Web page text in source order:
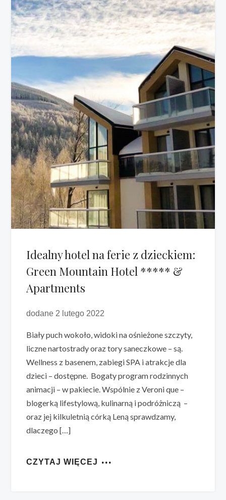
Idealny hotel na ferie z dzieckiem:
Green Mountain Hotel ***** &
Apartments
dodane 2 lutego 2022
Biały puch wokoło, widoki na ośnieżone szczyty,
liczne nartostrady oraz tory saneczkowe – są.
Wellness z basenem, zabiegi SPA i atrakcje dla
dzieci – dostępne. Bogaty program rodzinnych
animacji – w pakiecie. Wspólnie z Veroni que –
blogerką lifestylową, kulinarną i podróżniczą –
oraz jej kilkuletnią córką Leną sprawdzamy,
dlaczego […]
CZYTAJ WIĘCEJ